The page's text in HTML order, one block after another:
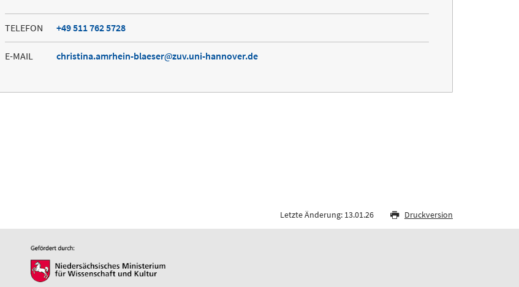
TELEFON +49 511 762 5728
E-MAIL christina.amrhein-blaeser zuv.uni-hannover.de
Letzte Änderung: 13.01.26 Druckversion